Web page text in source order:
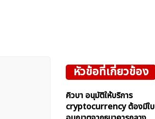
หัวข้อที่เกี่ยวข้อง
คิวบา อนุมัติให้บริการ
cryptocurrency ต้องมีใบ